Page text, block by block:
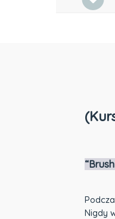
Nigdy